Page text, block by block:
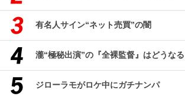
有名人サイン“ネット売買”の闇
瀧“極秘出演”の『全裸監督』はどうなる
ジローラモがロケ中にガチナンパ